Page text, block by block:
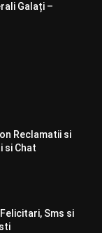
Galați –
Reclamatii si
si Chat
Sms si